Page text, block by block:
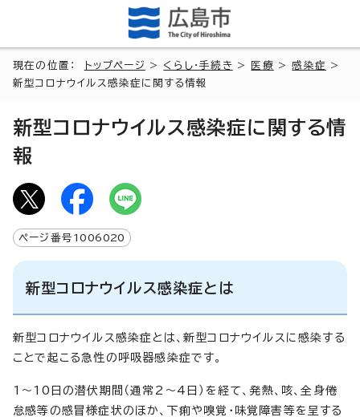
現在の位置： トップページ > くらし・手続き > 医療 >感染症
>
新型コロナウイルス感染症に関する情報
新型コロナウイルス感染症に関する情
報
ページ番号 1006020
新型コロナウイルス感染症とは
新型コロナウイルス感染症とは、新型コロナウイルスに感染する
ことで起こる急性の呼吸器感染症です。
1～10日の潜伏期間（通常2～4日）を経て、発熱、咳、全身倦
怠感等の感冒様症状のほか、下痢や嗅覚・味覚障害等を呈する